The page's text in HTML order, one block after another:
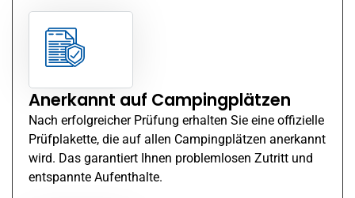
Anerkannt auf Campingplätzen
Nach erfolgreicher Prüfung erhalten Sie eine offizielle
Prüfplakette, die auf allen Campingplätzen anerkannt
wird. Das garantiert Ihnen problemlosen Zutritt und
entspannte Aufenthalte.